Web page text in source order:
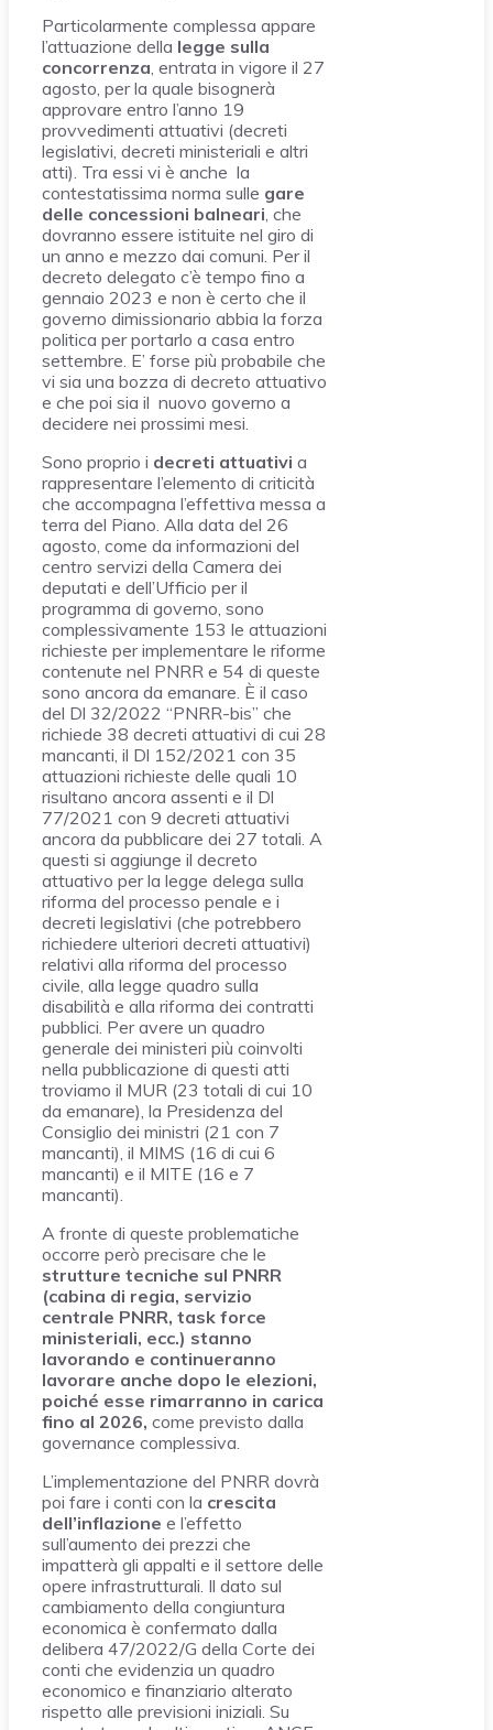
Particolarmente complessa appare
l’attuazione della legge sulla
concorrenza, entrata in vigore il 27
agosto, per la quale bisognerà
approvare entro l’anno 19
provvedimenti attuativi (decreti
legislativi, decreti ministeriali e altri
atti). Tra essi vi è anche la
contestatissima norma sulle gare
delle concessioni balneari, che
dovranno essere istituite nel giro di
un anno e mezzo dai comuni. Per il
decreto delegato c’è tempo fino a
gennaio 2023 e non è certo che il
governo dimissionario abbia la forza
politica per portarlo a casa entro
settembre. E’ forse più probabile che
vi sia una bozza di decreto attuativo
e che poi sia il nuovo governo a
decidere nei prossimi mesi.
Sono proprio i decreti attuativi a
rappresentare l’elemento di criticità
che accompagna l’effettiva messa a
terra del Piano. Alla data del 26
agosto, come da informazioni del
centro servizi della Camera dei
deputati e dell’Ufficio per il
programma di governo, sono
complessivamente 153 le attuazioni
richieste per implementare le riforme
contenute nel PNRR e 54 di queste
sono ancora da emanare. È il caso
del Dl 32/2022 “PNRR-bis” che
richiede 38 decreti attuativi di cui 28
mancanti, il Dl 152/2021 con 35
attuazioni richieste delle quali 10
risultano ancora assenti e il Dl
77/2021 con 9 decreti attuativi
ancora da pubblicare dei 27 totali. A
questi si aggiunge il decreto
attuativo per la legge delega sulla
riforma del processo penale e i
decreti legislativi (che potrebbero
richiedere ulteriori decreti attuativi)
relativi alla riforma del processo
civile, alla legge quadro sulla
disabilità e alla riforma dei contratti
pubblici. Per avere un quadro
generale dei ministeri più coinvolti
nella pubblicazione di questi atti
troviamo il MUR (23 totali di cui 10
da emanare), la Presidenza del
Consiglio dei ministri (21 con 7
mancanti), il MIMS (16 di cui 6
mancanti) e il MITE (16 e 7
mancanti).
A fronte di queste problematiche
occorre però precisare che le
strutture tecniche sul PNRR
(cabina di regia, servizio
centrale PNRR, task force
ministeriali, ecc.) stanno
lavorando e continueranno
lavorare anche dopo le elezioni,
poiché esse rimarranno in carica
fino al 2026, come previsto dalla
governance complessiva.
L’implementazione del PNRR dovrà
poi fare i conti con la crescita
dell’inflazione e l’effetto
sull’aumento dei prezzi che
impatterà gli appalti e il settore delle
opere infrastrutturali. Il dato sul
cambiamento della congiuntura
economica è confermato dalla
delibera 47/2022/G della Corte dei
conti che evidenzia un quadro
economico e finanziario alterato
rispetto alle previsioni iniziali. Su